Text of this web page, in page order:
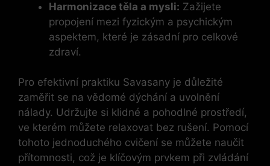
Harmonizace těla a mysli: Zažijete
propojení mezi fyzickým a psychickým
aspektem, které je zásadní pro celkové
zdraví.
Pro efektivní praktiku Savasany je důležité
zaměřit se na vědomé dýchání a uvolnění
nálady. Udržujte si klidné a pohodlné prostředí,
ve kterém můžete relaxovat bez rušení. Pomocí
tohoto jednoduchého cvičení se můžete naučit
přítomnosti, což je klíčovým prvkem při zvládání